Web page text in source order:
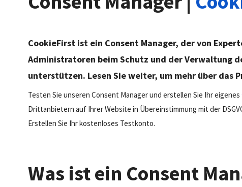
CookieFirst ist ein Consent Manager, der von
Administratoren beim Schutz und der Verwaltung
unterstützen. Lesen Sie weiter, um mehr über das
Testen Sie unseren Consent Manager und erstellen Sie Ihr eigenes
Drittanbietern auf Ihrer Website in Übereinstimmung mit der
Erstellen Sie Ihr kostenloses Testkonto.
Was ist ein Consent